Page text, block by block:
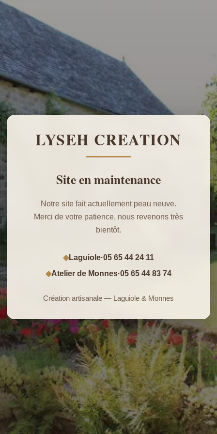
LYSEH CREATION
Site en maintenance
Notre site fait actuellement peau neuve.
Merci de votre patience, nous revenons très
bientôt.
◆Laguiole·05 65 44 24 11
◆Atelier de Monnes·05 65 44 83 74
Création artisanale — Laguiole & Monnes